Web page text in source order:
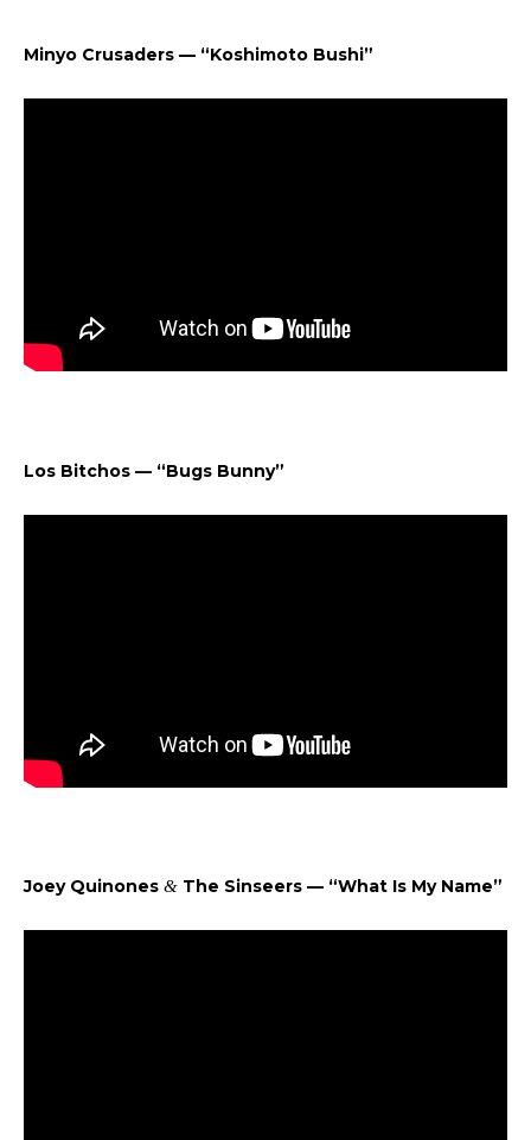
Minyo Crusaders — “Koshimoto Bushi”
Los Bitchos — “Bugs Bunny”
Joey Quinones & The Sinseers — “What Is My Name”